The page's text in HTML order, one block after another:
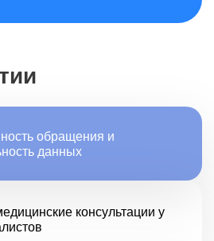
обращения и
данных
консультации у